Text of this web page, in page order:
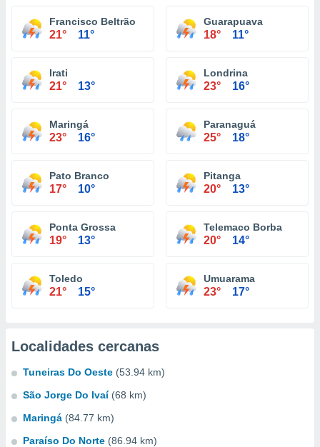
Francisco Beltrão
21° 11°
Guarapuava
18° 11°
Irati
21° 13°
Londrina
23° 16°
Maringá
23° 16°
Paranaguá
25° 18°
Pato Branco
17° 10°
Pitanga
20° 13°
Ponta Grossa
19° 13°
Telemaco Borba
20° 14°
Toledo
21° 15°
Umuarama
23° 17°
Localidades cercanas
Tuneiras Do Oeste (53.94 km)
São Jorge Do Ivaí (68 km)
Maringá (84.77 km)
Paraíso Do Norte (86.94 km)